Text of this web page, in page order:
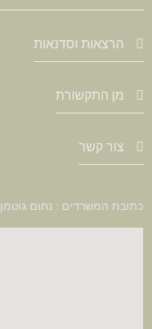
הרצאות וסדנאות
מן התקשורת
צור קשר
כתובת המשרדים : נחום גוטמן 41 ראש העין